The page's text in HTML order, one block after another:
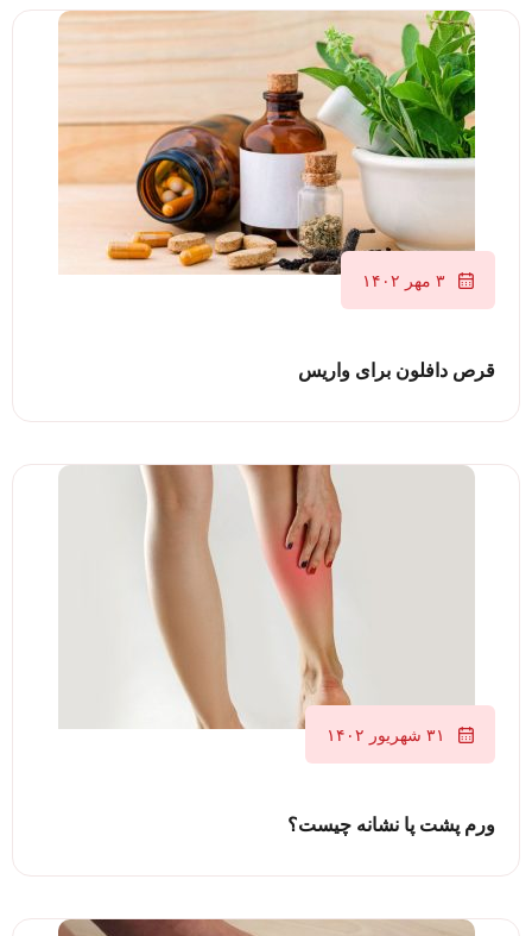
۳ مهر ۱۴۰۲
قرص دافلون برای واریس
۳۱ شهریور ۱۴۰۲
ورم پشت پا نشانه چیست؟